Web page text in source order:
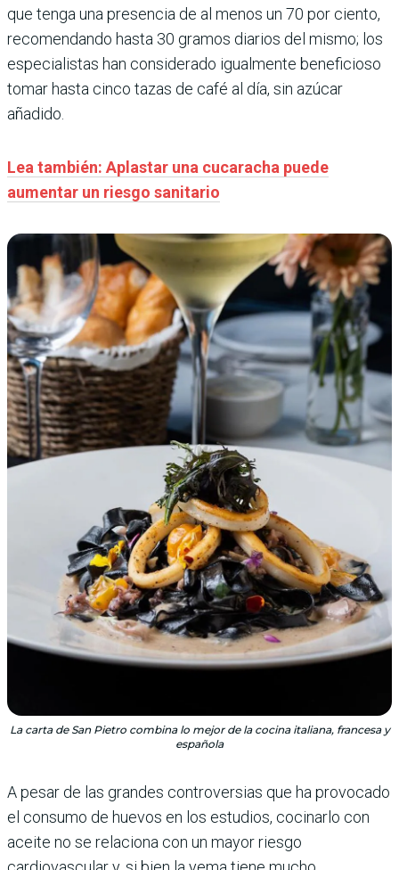
que tenga una presencia de al menos un 70 por ciento,
recomendando hasta 30 gramos diarios del mismo; los
especialistas han considerado igualmente beneficioso
tomar hasta cinco tazas de café al día, sin azúcar
añadido.
Lea también: Aplastar una cucaracha puede
aumentar un riesgo sanitario
La carta de San Pietro combina lo mejor de la cocina italiana, francesa y
española
A pesar de las grandes controversias que ha provocado
el consumo de huevos en los estudios, cocinarlo con
aceite no se relaciona con un mayor riesgo